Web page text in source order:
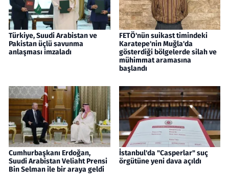
Türkiye, Suudi Arabistan ve
Pakistan üçlü savunma
anlaşması imzaladı
FETÖ'nün suikast timindeki
Karatepe'nin Muğla'da
gösterdiği bölgelerde silah ve
mühimmat aramasına
başlandı
Cumhurbaşkanı Erdoğan,
Suudi Arabistan Veliaht Prensi
Bin Selman ile bir araya geldi
İstanbul'da "Casperlar" suç
örgütüne yeni dava açıldı